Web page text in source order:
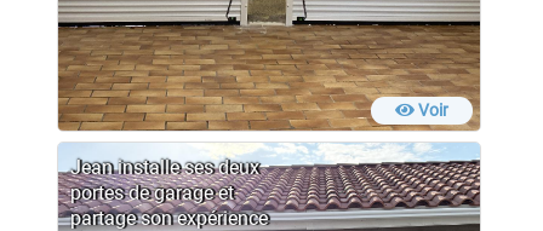
Voir
Jean installe ses deux
portes de garage et
partage son expérience